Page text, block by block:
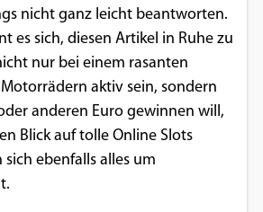
nicht ganz leicht beantworten.
es sich, diesen Artikel in Ruhe zu
nur bei einem rasanten
aktiv sein, sondern
anderen Euro gewinnen will,
Blick auf tolle Online Slots
ebenfalls alles um
speichert die ausgewählten
Optionen des Benutzers